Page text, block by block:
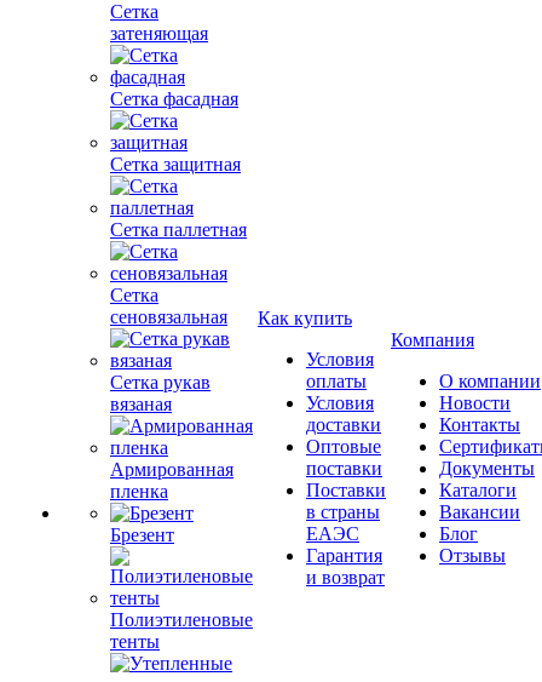
Сетка
затеняющая
Сетка фасадная
Сетка защитная
Сетка паллетная
Сетка
сеновязальная
Сетка рукав
вязаная
Армированная
пленка
Брезент
Полиэтиленовые
тенты
Как купить
Условия
оплаты
Условия
доставки
Оптовые
поставки
Поставки
в страны
ЕАЭС
Гарантия
и возврат
Компания
О компании
Новости
Контакты
Документы
Каталоги
Вакансии
Блог
Отзывы